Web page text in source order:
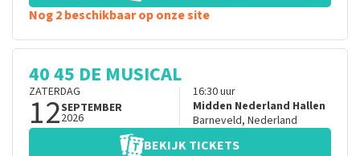
Nog 2 beschikbaar op onze site
40 45 DE MUSICAL
ZATERDAG
12SEPTEMBER
2026
16:30uur
Midden Nederland Hallen
Barneveld, Nederland
BEKIJK TICKETS